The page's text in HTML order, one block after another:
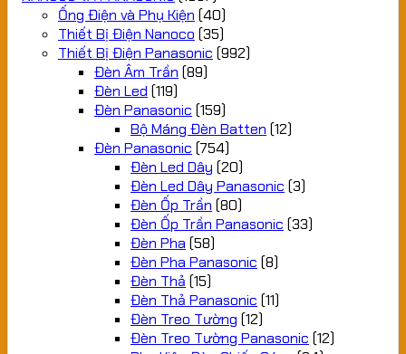
Ống Điện và Phụ Kiện (40)
Thiết Bị Điện Nanoco (35)
Thiết Bị Điện Panasonic (992)
Đèn Âm Trần (89)
Đèn Led (119)
Đèn Panasonic (159)
Bộ Máng Đèn Batten (12)
Đèn Panasonic (754)
Đèn Led Dây (20)
Đèn Led Dây Panasonic (3)
Đèn Ốp Trần (80)
Đèn Ốp Trần Panasonic (33)
Đèn Pha (58)
Đèn Pha Panasonic (8)
Đèn Thả (15)
Đèn Thả Panasonic (11)
Đèn Treo Tường (12)
Đèn Treo Tường Panasonic (12)